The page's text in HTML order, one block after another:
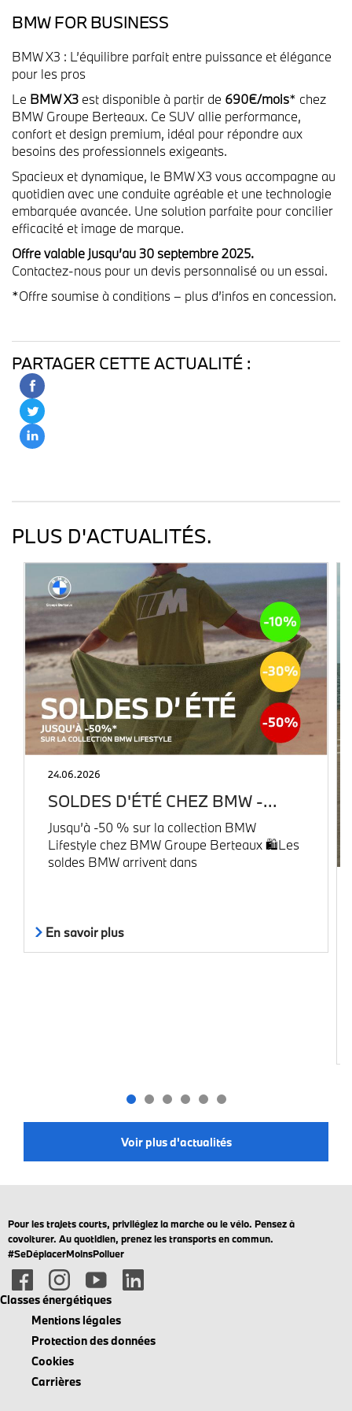
BMW FOR BUSINESS
BMW X3 : L’équilibre parfait entre puissance et élégance
pour les pros
Le BMW X3 est disponible à partir de 690€/mois* chez
BMW Groupe Berteaux. Ce SUV allie performance,
confort et design premium, idéal pour répondre aux
besoins des professionnels exigeants.
Spacieux et dynamique, le BMW X3 vous accompagne au
quotidien avec une conduite agréable et une technologie
embarquée avancée. Une solution parfaite pour concilier
efficacité et image de marque.
Offre valable jusqu’au 30 septembre 2025.
Contactez-nous pour un devis personnalisé ou un essai.
*Offre soumise à conditions – plus d’infos en concession.
PARTAGER CETTE ACTUALITÉ :
PLUS D'ACTUALITÉS.
24.06.2026
SOLDES D'ÉTÉ CHEZ BMW -…
Jusqu’à -50 % sur la collection BMW
Lifestyle chez BMW Groupe Berteaux 🛍️Les
soldes BMW arrivent dans
En savoir plus
Voir plus d'actualités
Pour les trajets courts, privilégiez la marche ou le vélo. Pensez à
covoiturer. Au quotidien, prenez les transports en commun.
#SeDéplacerMoinsPolluer
Classes énergétiques
Mentions légales
Protection des données
Cookies
Carrières